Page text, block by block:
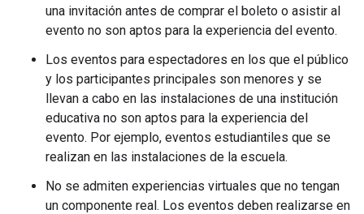
una invitación antes de comprar el boleto o asistir al
evento no son aptos para la experiencia del evento.
Los eventos para espectadores en los que el público
y los participantes principales son menores y se
llevan a cabo en las instalaciones de una institución
educativa no son aptos para la experiencia del
evento. Por ejemplo, eventos estudiantiles que se
realizan en las instalaciones de la escuela.
No se admiten experiencias virtuales que no tengan
un componente real. Los eventos deben realizarse en